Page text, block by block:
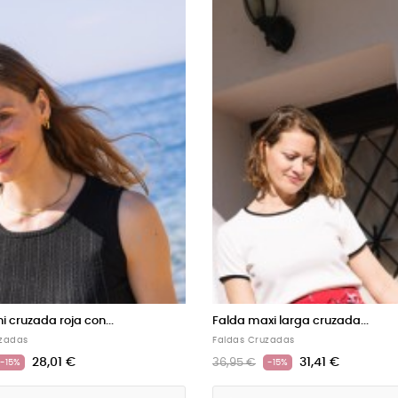
midi cruzada granate...
Cruzadas
€ -15% 28,01 €
Falda midi cruzada
Faldas Cruzadas
32,95 € -15%